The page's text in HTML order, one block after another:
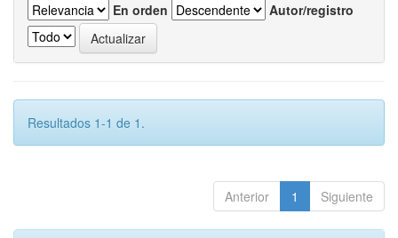
En orden
Autor/registro
Resultados 1-1 de 1.
Anterior 1 Siguiente